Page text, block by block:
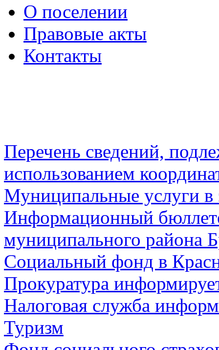
О поселении
Правовые акты
Контакты
Перечень сведений,
использованием
Муниципальные услуги в
Информационный
муниципального района
Социальный фонд в
Прокуратура
Налоговая служба
Туризм